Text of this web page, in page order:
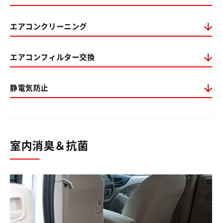
エアコンクリーニング
エアコンフィルター交換
静電気防止
室内消臭＆抗菌